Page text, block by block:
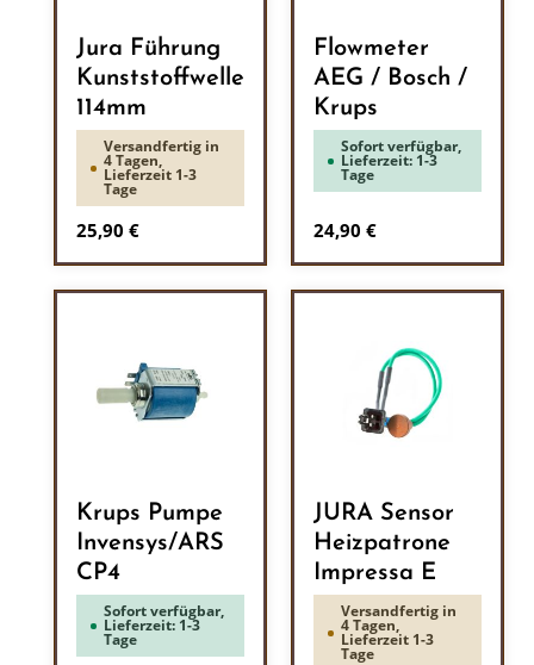
Jura Führung
Kunststoffwelle
114mm
Versandfertig in
4 Tagen,
Lieferzeit 1-3
Tage
Regulärer Preis:
25,90 €
Flowmeter
AEG / Bosch /
Krups
Sofort verfügbar,
Lieferzeit: 1-3
Tage
Regulärer Preis:
24,90 €
Krups Pumpe
Invensys/ARS
CP4
Sofort verfügbar,
Lieferzeit: 1-3
Tage
JURA Sensor
Heizpatrone
Impressa E
Versandfertig in
4 Tagen,
Lieferzeit 1-3
Tage